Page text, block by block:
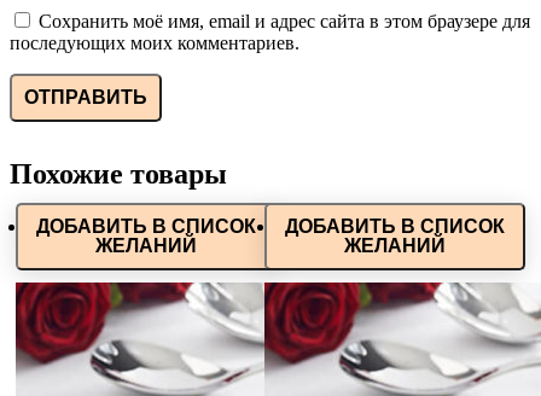
Сохранить моё имя, email и адрес сайта в этом браузере для
последующих моих комментариев.
Похожие товары
ДОБАВИТЬ В СПИСОК
ЖЕЛАНИЙ
ДОБАВИТЬ В СПИСОК
ЖЕЛАНИЙ